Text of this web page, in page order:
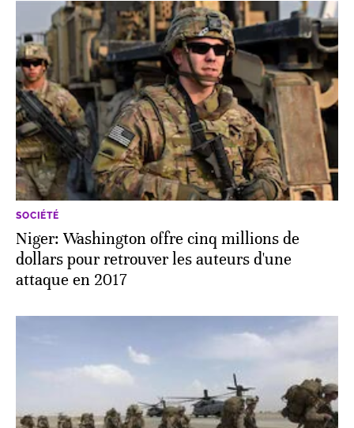
SOCIÉTÉ
Niger: Washington offre cinq millions de
dollars pour retrouver les auteurs d'une
attaque en 2017